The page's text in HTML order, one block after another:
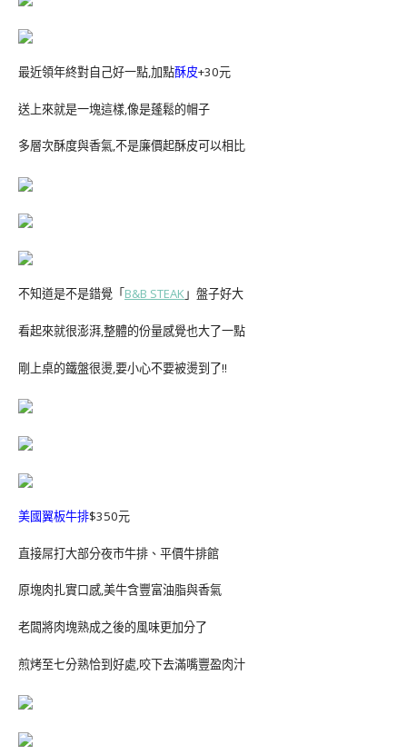
最近領年終對自己好一點,加點酥皮+30元
送上來就是一塊這樣,像是蓬鬆的帽子
多層次酥度與香氣,不是廉價起酥皮可以相比
不知道是不是錯覺「 B&B STEAK」盤子好大
看起來就很澎湃,整體的份量感覺也大了一點
剛上桌的鐵盤很燙,要小心不要被燙到了!!
美國翼板牛排$350元
直接屌打大部分夜市牛排、平價牛排館
原塊肉扎實口感,美牛含豐富油脂與香氣
老闆將肉塊熟成之後的風味更加分了
煎烤至七分熟恰到好處,咬下去滿嘴豐盈肉汁